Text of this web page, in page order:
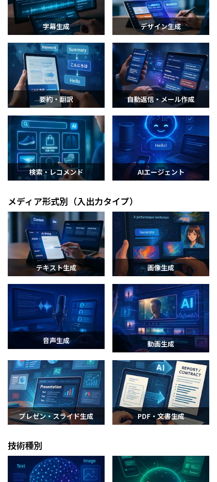
字幕生成 デザイン生成
要約・翻訳 自動返信・メール作成
検索・レコメンド AIエージェント
メディア形式別（入出力タイプ）
テキスト生成 画像生成
音声生成 動画生成
プレゼン・スライド生成 PDF・文書生成
技術種別